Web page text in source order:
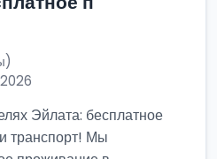
Эйлата: бесплатное
транспорт! Мы